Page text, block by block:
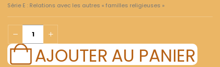
Série E : Relations avec les autres « familles religieuses »
AJOUTER AU PANIER